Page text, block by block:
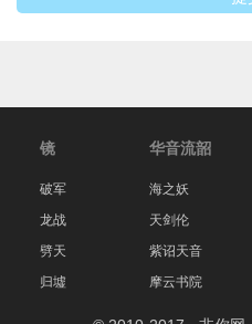
镜
破军
龙战
劈天
归墟
华音流韶
海之妖
天剑伦
紫诏天音
摩云书院